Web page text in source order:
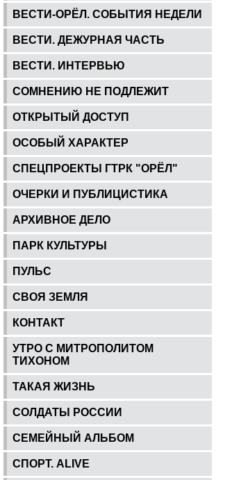
ВЕСТИ-ОРЁЛ. СОБЫТИЯ НЕДЕЛИ
ВЕСТИ. ДЕЖУРНАЯ ЧАСТЬ
ВЕСТИ. ИНТЕРВЬЮ
СОМНЕНИЮ НЕ ПОДЛЕЖИТ
ОТКРЫТЫЙ ДОСТУП
ОСОБЫЙ ХАРАКТЕР
СПЕЦПРОЕКТЫ ГТРК "ОРЁЛ"
ОЧЕРКИ И ПУБЛИЦИСТИКА
АРХИВНОЕ ДЕЛО
ПАРК КУЛЬТУРЫ
ПУЛЬС
СВОЯ ЗЕМЛЯ
КОНТАКТ
УТРО С МИТРОПОЛИТОМ
ТИХОНОМ
ТАКАЯ ЖИЗНЬ
СОЛДАТЫ РОССИИ
СЕМЕЙНЫЙ АЛЬБОМ
СПОРТ. ALIVE